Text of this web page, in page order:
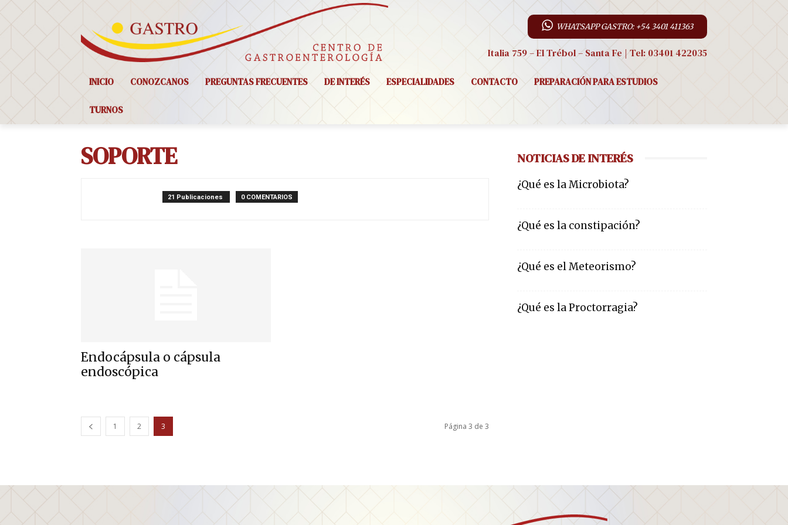
WHATSAPP GASTRO: +54 3401 411363
Italia 759 – El Trébol – Santa Fe | Tel: 03401 422035
INICIO CONOZCANOS PREGUNTAS FRECUENTES DE INTERÉS ESPECIALIDADES CONTACTO PREPARACIÓN PARA ESTUDIOS
TURNOS
SOPORTE
21 Publicaciones 0 COMENTARIOS
Endocápsula o cápsula
endoscópica
1 2 3 Página 3 de 3
NOTICIAS DE INTERÉS
¿Qué es la Microbiota?
¿Qué es la constipación?
¿Qué es el Meteorismo?
¿Qué es la Proctorragia?